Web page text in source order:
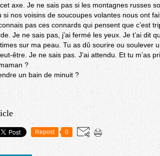
axe. Je ne sais pas si les montagnes russes
si nos voisins de soucoupes volantes nous ont
pas ces connards qui pensent que c’est
Je ne sais pas, j’ai fermé les yeux. Je t’ai dit
sur ma peau. Tu as dû sourire ou soulever
être. Je ne sais pas. J’ai attendu. Et tu m’as
?
un bain de minuit ?
Repost 0